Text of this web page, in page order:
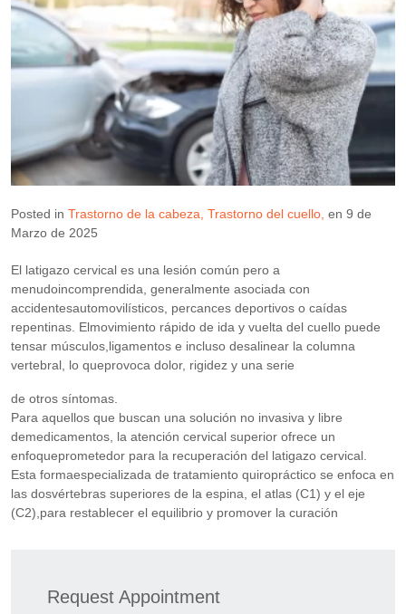
Posted in Trastorno de la cabeza Trastorno del cuello en 9 de
Marzo de 2025
El latigazo cervical es una lesión común pero a
menudoincomprendida, generalmente asociada con
accidentesautomovilísticos, percances deportivos o caídas
repentinas. Elmovimiento rápido de ida y vuelta del cuello puede
tensar músculos,ligamentos e incluso desalinear la columna
vertebral, lo queprovoca dolor, rigidez y una serie
de otros síntomas.
Para aquellos que buscan una solución no invasiva y libre
demedicamentos, la atención cervical superior ofrece un
enfoqueprometedor para la recuperación del latigazo cervical.
Esta formaespecializada de tratamiento quiropráctico se enfoca en
las dosvértebras superiores de la espina, el atlas (C1) y el eje
(C2),para restablecer el equilibrio y promover la curación
Request Appointment